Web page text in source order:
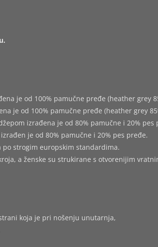
je od 100% pamučne pređe (heather grey
je od 100% pamučne pređe (heather grey
izrađena je od 80% pamučne i 20% pes
je od 80% pamučne i 20% pes pređe.
strogim europskim standardima.
a ženske su strukirane s otvorenijim
koja je pri nošenju unutarnja,